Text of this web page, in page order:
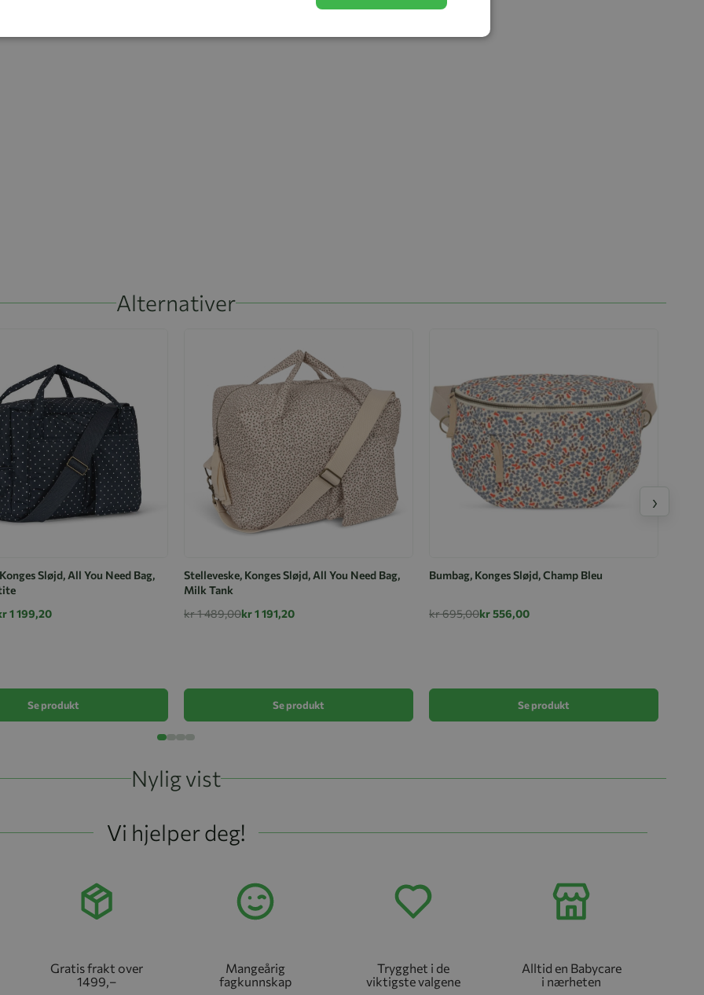
glidelåser, i en vaskepose
Alternativer
Sløjd, All You Need Bag,
1 199,20
Se produkt
Stelleveske, Konges Sløjd, All You Need Bag,
Milk Tank
kr 1 489,00kr 1 191,20
Se produkt
Bumbag, Konges Sløjd, Champ Bleu
kr 695,00kr 556,00
Se produkt
›
Nylig vist
Vi hjelper deg!
Gratis frakt over
1499,–
Mangeårig
fagkunnskap
Trygghet i de
viktigste valgene
Alltid en Babycare
i nærheten